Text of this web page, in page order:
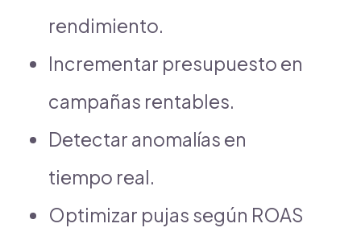
rendimiento.
Incrementar presupuesto en
campañas rentables.
Detectar anomalías en
tiempo real.
Optimizar pujas según ROAS